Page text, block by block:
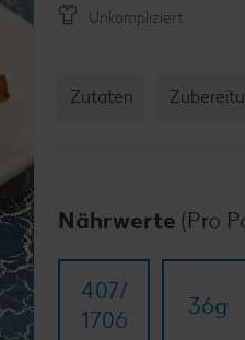
Unkompliziert
Zutaten
Nährwerte (Pro
407/​
1706
36g